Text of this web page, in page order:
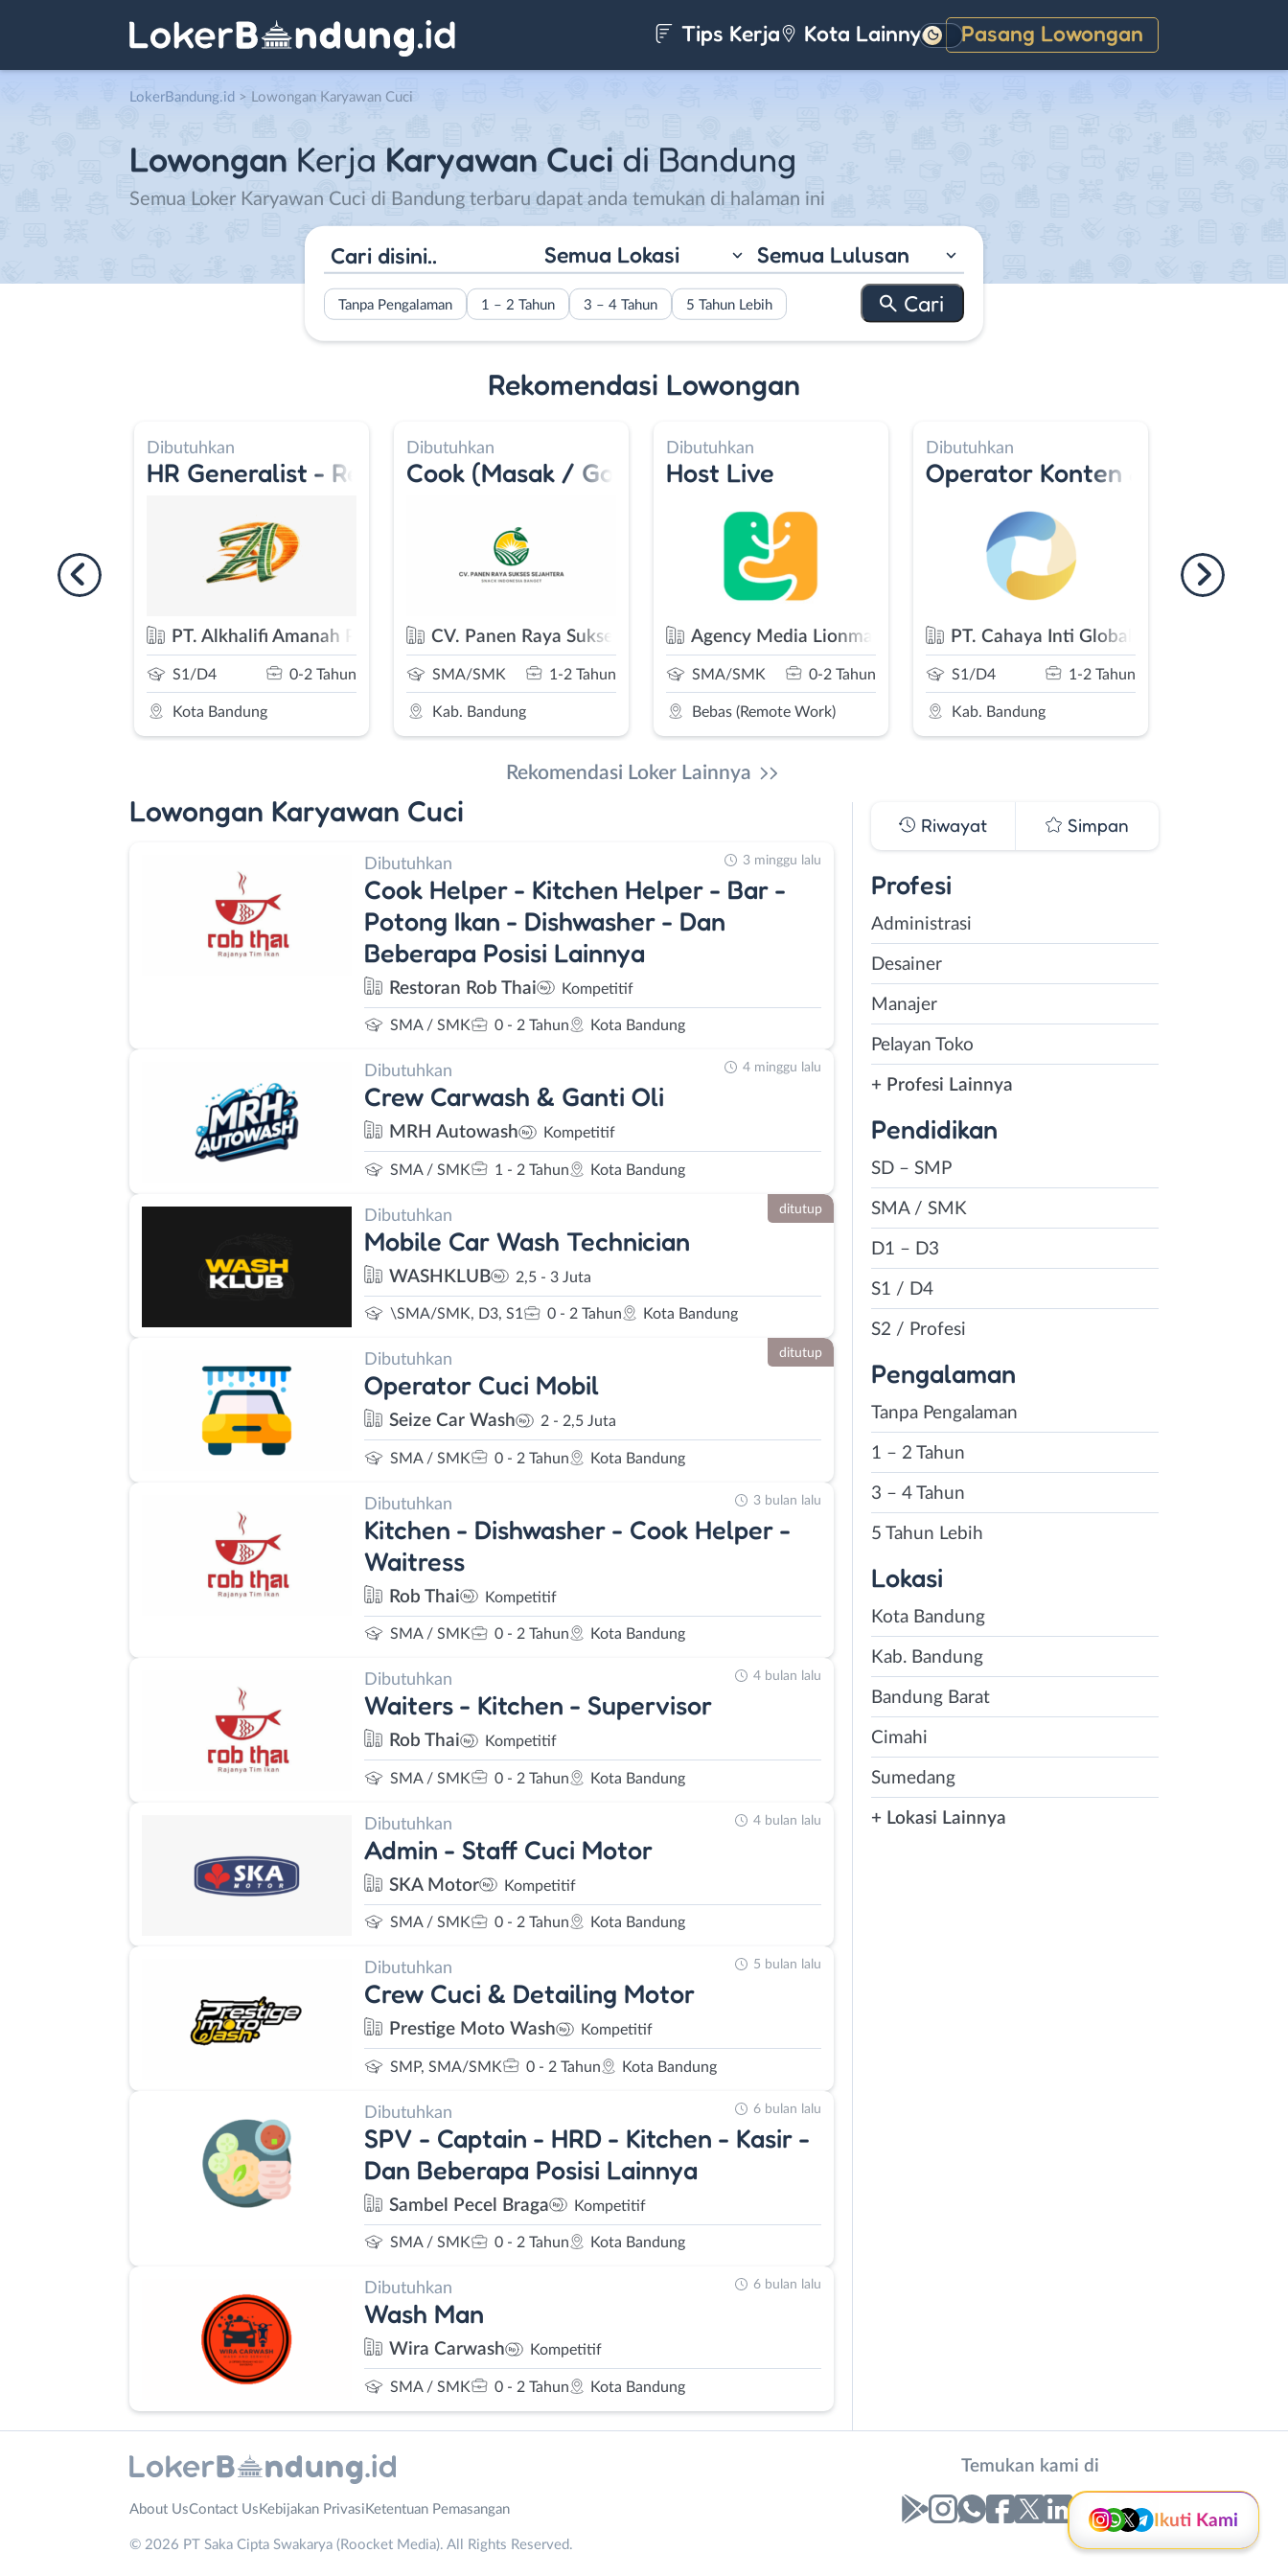
Tips Kerja Kota Lainnya Pasang Lowongan
Gelap
LokerBandung.id > Lowongan Karyawan Cuci
Lowongan Kerja Karyawan Cuci di Bandung
Semua Loker Karyawan Cuci di Bandung terbaru dapat anda temukan di halaman ini
Semua Lokasi Semua Lulusan
Tanpa Pengalaman 1 – 2 Tahun 3 – 4 Tahun 5 Tahun Lebih
Rekomendasi Lowongan
Fashion Wanita
Dibutuhkan
HR Generalist - Receptionist - Account Executive
PT. Alkhalifi Amanah Putra
S1/D4 0-2 Tahun
Kota Bandung
Dibutuhkan
Cook (Masak / Goreng)
CV. Panen Raya Sukses Sejahtera
SMA/SMK 1-2 Tahun
Kab. Bandung
Dibutuhkan
Host Live
Agency Media Lionmanagement.ofc
SMA/SMK 0-2 Tahun
Bebas (Remote Work)
Dibutuhkan
Operator Konten & Media
PT. Cahaya Inti Global Pratama
S1/D4 1-2 Tahun
Kab. Bandung
Rekomendasi Loker Lainnya
Lowongan Karyawan Cuci
Dibutuhkan
Cook Helper - Kitchen Helper - Bar -
Potong Ikan - Dishwasher - Dan
Beberapa Posisi Lainnya
Restoran Rob Thai Kompetitif
SMA / SMK 0 - 2 Tahun Kota Bandung
3 minggu lalu
Dibutuhkan
Crew Carwash & Ganti Oli
MRH Autowash Kompetitif
SMA / SMK 1 - 2 Tahun Kota Bandung
4 minggu lalu
Dibutuhkan
Mobile Car Wash Technician
WASHKLUB 2,5 - 3 Juta
\SMA/SMK, D3, S1 0 - 2 Tahun Kota Bandung
ditutup
Dibutuhkan
Operator Cuci Mobil
Seize Car Wash 2 - 2,5 Juta
SMA / SMK 0 - 2 Tahun Kota Bandung
ditutup
Dibutuhkan
Kitchen - Dishwasher - Cook Helper -
Waitress
Rob Thai Kompetitif
SMA / SMK 0 - 2 Tahun Kota Bandung
3 bulan lalu
Dibutuhkan
Waiters - Kitchen - Supervisor
Rob Thai Kompetitif
SMA / SMK 0 - 2 Tahun Kota Bandung
4 bulan lalu
Dibutuhkan
Admin - Staff Cuci Motor
SKA Motor Kompetitif
SMA / SMK 0 - 2 Tahun Kota Bandung
4 bulan lalu
Dibutuhkan
Crew Cuci & Detailing Motor
Prestige Moto Wash Kompetitif
SMP, SMA/SMK 0 - 2 Tahun Kota Bandung
5 bulan lalu
Dibutuhkan
SPV - Captain - HRD - Kitchen - Kasir -
Dan Beberapa Posisi Lainnya
Sambel Pecel Braga Kompetitif
SMA / SMK 0 - 2 Tahun Kota Bandung
6 bulan lalu
Dibutuhkan
Wash Man
Wira Carwash Kompetitif
SMA / SMK 0 - 2 Tahun Kota Bandung
6 bulan lalu
Riwayat Simpan
Profesi
Administrasi
Desainer
Manajer
Pelayan Toko
+ Profesi Lainnya
Pendidikan
SD – SMP
SMA / SMK
D1 – D3
S1 / D4
S2 / Profesi
Pengalaman
Tanpa Pengalaman
1 – 2 Tahun
3 – 4 Tahun
5 Tahun Lebih
Lokasi
Kota Bandung
Kab. Bandung
Bandung Barat
Cimahi
Sumedang
+ Lokasi Lainnya
Ikuti Kami
Kanal Lainnya..
About UsContact Us Kebijakan Privasi Ketentuan Pemasangan
Temukan kami di
© 2026 PT Saka Cipta Swakarya (Roocket Media). All Rights Reserved.